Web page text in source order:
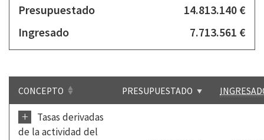
Presupuestado
14.813.140 €
Ingresado
7.713.561 €
CONCEPTO PRESUPUESTADO
+
Tasas derivadas
de la actividad del